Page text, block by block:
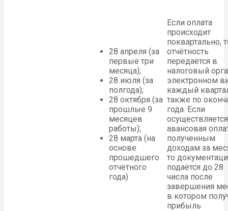
28 апреля (за
первые три
месяца);
28 июля (за
полгода);
28 октября (за
прошлые 9
месяцев
работы);
28 марта (на
основе
прошедшего
отчётного
года)
Если оплата
происходит
поквартально,
отчётность
передаётся в
налоговый
электронном
каждый
также по
года. Если
осуществляется
авансовая
полученным
доходам за
то
подаётся до 28
числа после
завершения
в котором
прибыль